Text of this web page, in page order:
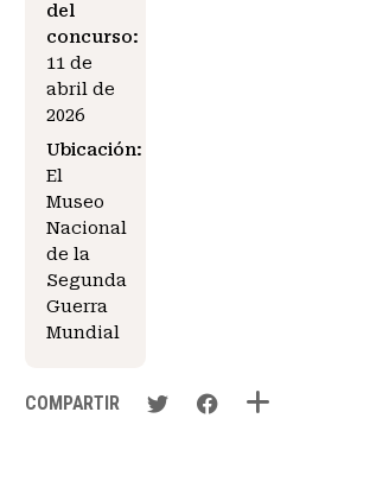
del
concurso:
11 de
abril de
2026
Ubicación:
El
Museo
Nacional
de la
Segunda
Guerra
Mundial
COMPARTIR